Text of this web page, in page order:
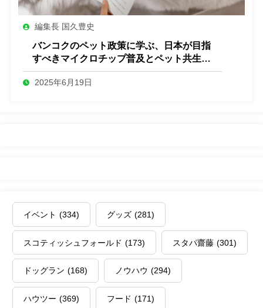
編集長 国久豊史
バンコクのペット政策に学ぶ、日本が目指
すべきマイクロチップ普及とペット共生社
会の未来
2025年6月19日
イベント (334) グッズ (281)
スコティッシュフォールド (173) スタパ齋藤 (301)
ドッグラン (168) ノウハウ (294)
ハウツー (369) フード (171)